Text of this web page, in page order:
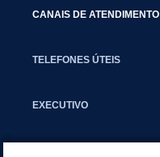
CANAIS DE ATENDIMENTO
TELEFONES ÚTEIS
EXECUTIVO